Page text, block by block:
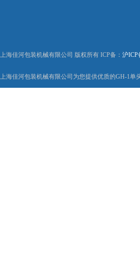
上海佳河包装机械有限公司 版权所有 ICP备： 沪ICP
上海佳河包装机械有限公司为您提供优质的GH-1